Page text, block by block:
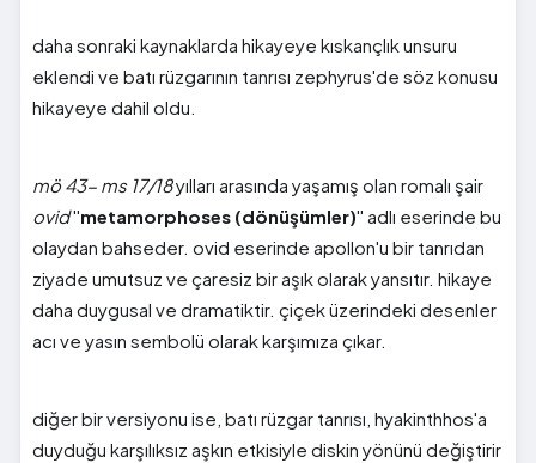
daha sonraki kaynaklarda hikayeye kıskançlık unsuru
eklendi ve batı rüzgarının tanrısı zephyrus'de söz konusu
hikayeye dahil oldu.
mö 43- ms 17/18yılları arasında yaşamış olan romalı şair
ovid''metamorphoses (dönüşümler)'' adlı eserinde bu
olaydan bahseder. ovid eserinde apollon'u bir tanrıdan
ziyade umutsuz ve çaresiz bir aşık olarak yansıtır. hikaye
daha duygusal ve dramatiktir. çiçek üzerindeki desenler
acı ve yasın sembolü olarak karşımıza çıkar.
diğer bir versiyonu ise, batı rüzgar tanrısı, hyakinthhos'a
duyduğu karşılıksız aşkın etkisiyle diskin yönünü değiştirir